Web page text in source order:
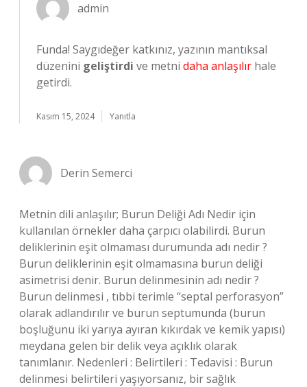
admin
Funda! Saygıdeğer katkınız, yazının mantıksal
düzenini geliştirdi ve metni daha anlaşılır hale
getirdi.
Kasım 15, 2024 Yanıtla
Derin Semerci
Metnin dili anlaşılır; Burun Deliği Adı Nedir için
kullanılan örnekler daha çarpıcı olabilirdi. Burun
deliklerinin eşit olmaması durumunda adı nedir ?
Burun deliklerinin eşit olmamasına burun deliği
asimetrisi denir. Burun delinmesinin adı nedir ?
Burun delinmesi , tıbbi terimle “septal perforasyon”
olarak adlandırılır ve burun septumunda (burun
boşluğunu iki yarıya ayıran kıkırdak ve kemik yapısı)
meydana gelen bir delik veya açıklık olarak
tanımlanır. Nedenleri : Belirtileri : Tedavisi : Burun
delinmesi belirtileri yaşıyorsanız, bir sağlık